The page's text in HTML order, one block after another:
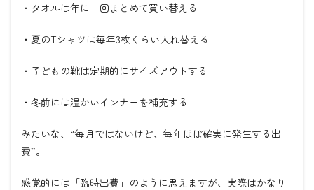
・タオルは年に一回まとめて買い替える
・夏のTシャツは毎年3枚くらい入れ替える
・子どもの靴は定期的にサイズアウトする
・冬前には温かいインナーを補充する
みたいな、“毎月ではないけど、毎年ほぼ確実に発生する出
費”。
感覚的には「臨時出費」のように思えますが、実際はかなり